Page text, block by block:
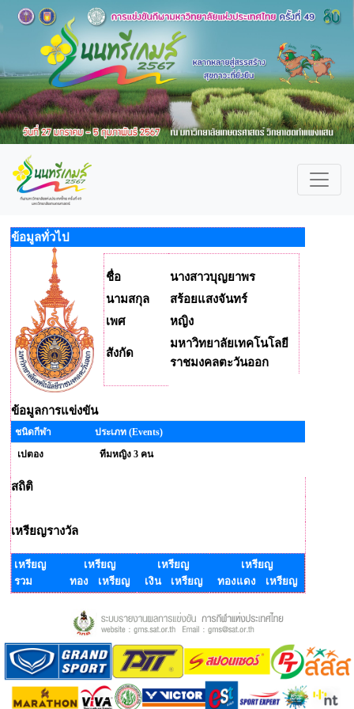
ข้อมูลทั่วไป
ชื่อ
นางสาวบุญยาพร
นามสกุล
สร้อยแสงจันทร์
เพศ
หญิง
สังกัด
มหาวิทยาลัยเทคโนโลยี
ราชมงคลตะวันออก
ข้อมูลการแข่งขัน
ชนิดกีฬา
ประเภท (Events)
เปตอง
ทีมหญิง 3 คน
สถิติ
เหรียญรางวัล
เหรียญ
รวม
เหรียญ
ทอง เหรียญ
เหรียญ
เงิน เหรียญ
เหรียญ
ทองแดง เหรียญ